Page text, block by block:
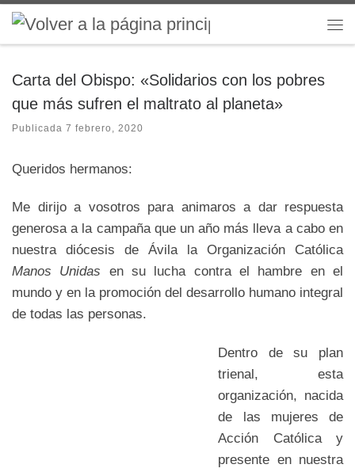
Saltar al contenido
Carta del Obispo: «Solidarios con los pobres
que más sufren el maltrato al planeta»
Publicada 7 febrero, 2020
Queridos hermanos:
Me dirijo a vosotros para animaros a dar respuesta
generosa a la campaña que un año más lleva a cabo en
nuestra diócesis de Ávila la Organización Católica
Manos Unidas en su lucha contra el hambre en el
mundo y en la promoción del desarrollo humano integral
de todas las personas.
Dentro de su plan
trienal, esta
organización, nacida
de las mujeres de
Acción Católica y
presente en nuestra